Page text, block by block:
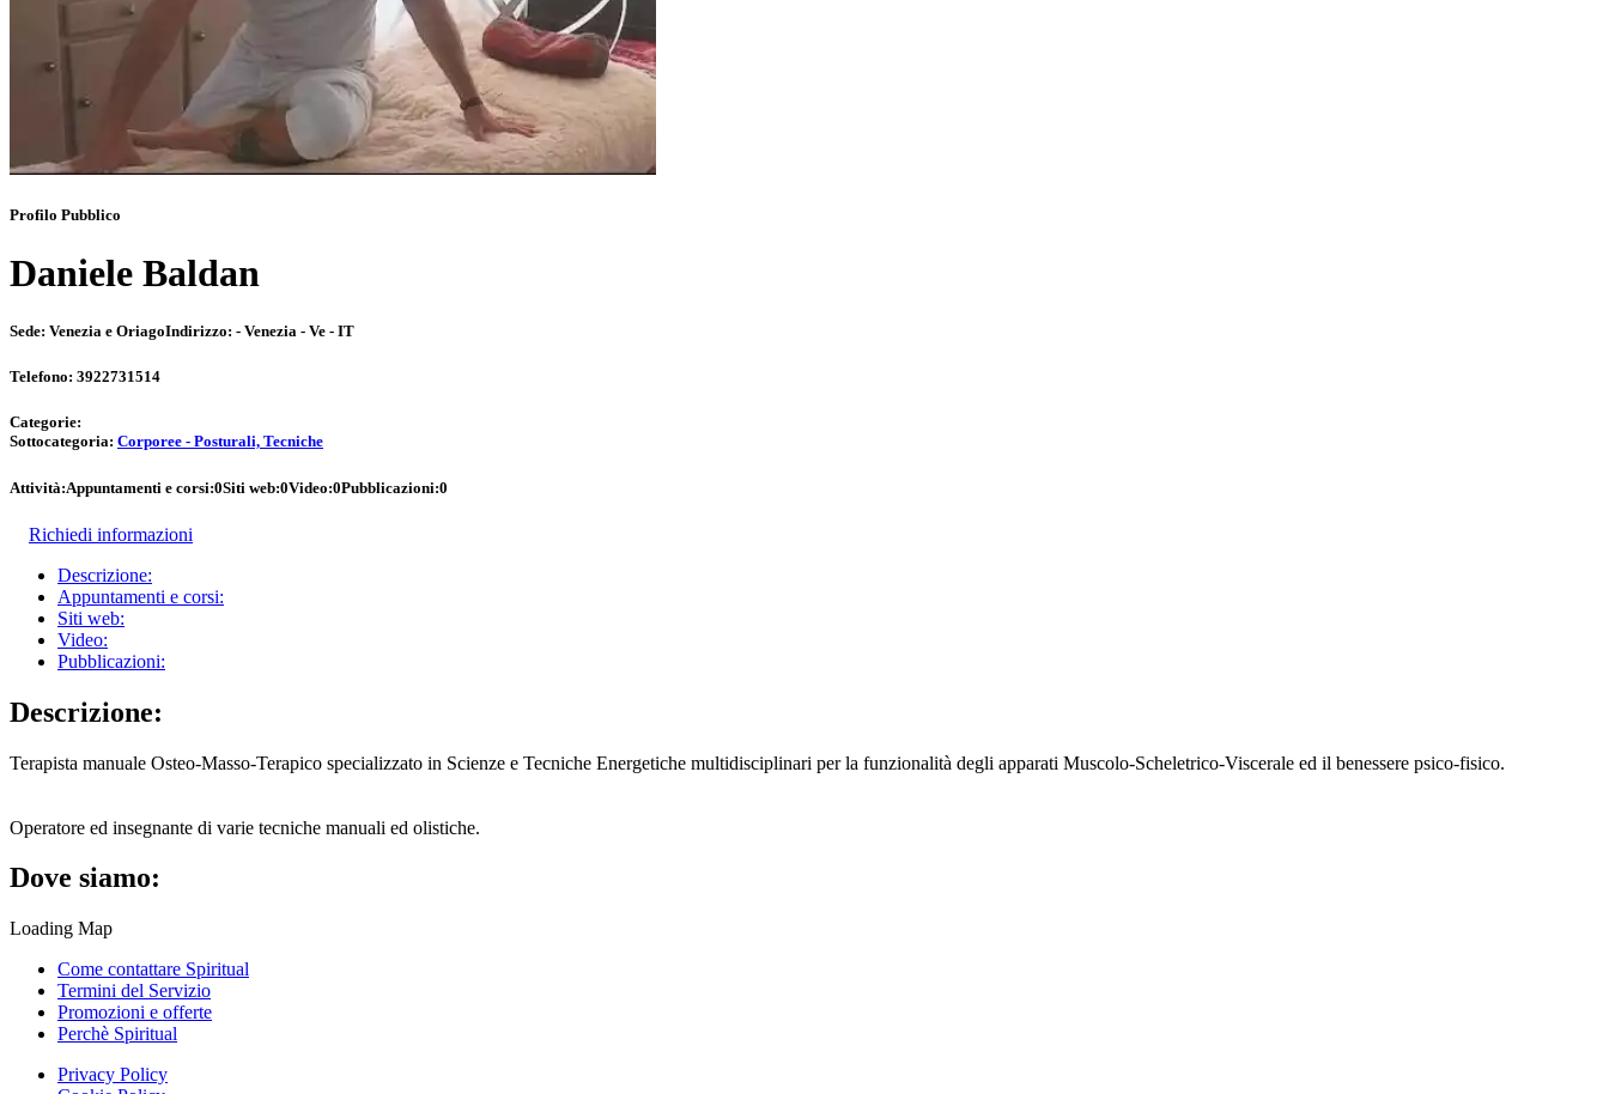
Profilo Pubblico
Daniele Baldan
Sede: Venezia e OriagoIndirizzo: - Venezia - Ve - IT
Telefono: 3922731514
Categorie:
Sottocategoria: Corporee - Posturali, Tecniche
Attività:Appuntamenti e corsi:0Siti web:0Video:0Pubblicazioni:0
Richiedi informazioni
Descrizione:
Appuntamenti e corsi:
Siti web:
Video:
Pubblicazioni:
Descrizione:
Terapista manuale Osteo-Masso-Terapico specializzato in Scienze e Tecniche Energetiche multidisciplinari per la funzionalità degli apparati Muscolo-Scheletrico-Viscerale ed il benessere psico-fisico.
Operatore ed insegnante di varie tecniche manuali ed olistiche.
Dove siamo:
Loading Map
Come contattare Spiritual
Termini del Servizio
Promozioni e offerte
Perchè Spiritual
Privacy Policy